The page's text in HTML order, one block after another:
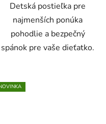
Detská postieľka pre
najmenších ponúka
pohodlie a bezpečný
spánok pre vaše dieťatko.